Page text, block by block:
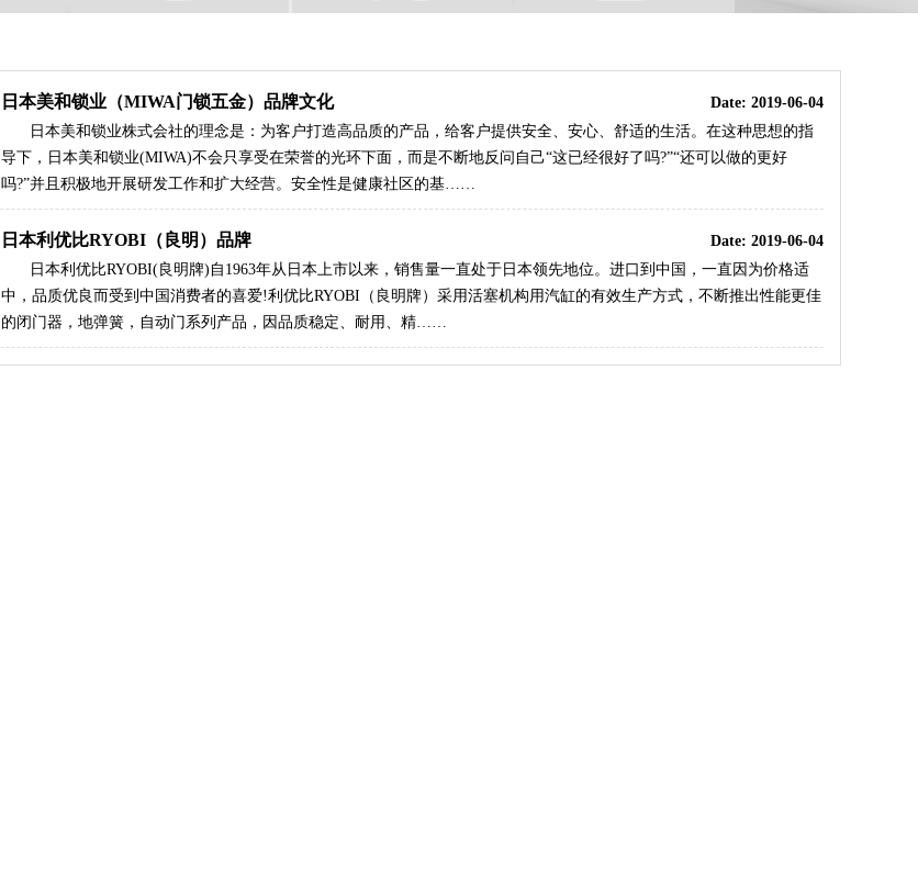
日本美和锁业（MIWA门锁五金）品牌文化 Date: 2019-06-04
日本美和锁业株式会社的理念是：为客户打造高品质的产品，给客户提供安全、安心、舒适的生活。在这种思想的指
导下，日本美和锁业(MIWA)不会只享受在荣誉的光环下面，而是不断地反问自己“这已经很好了吗?”“还可以做的更好
吗?”并且积极地开展研发工作和扩大经营。安全性是健康社区的基……
日本利优比RYOBI（良明）品牌 Date: 2019-06-04
日本利优比RYOBI(良明牌)自1963年从日本上市以来，销售量一直处于日本领先地位。进口到中国，一直因为价格适
中，品质优良而受到中国消费者的喜爱!利优比RYOBI（良明牌）采用活塞机构用汽缸的有效生产方式，不断推出性能更佳
的闭门器，地弹簧，自动门系列产品，因品质稳定、耐用、精……